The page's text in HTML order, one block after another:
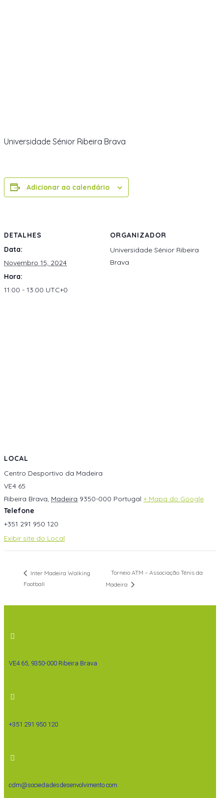
Universidade Sénior Ribeira Brava
Adicionar ao calendário
DETALHES
Data:
Novembro 15, 2024
Hora:
11:00 - 13:00 UTC+0
ORGANIZADOR
Universidade Sénior Ribeira
Brava
LOCAL
Centro Desportivo da Madeira
VE4 65
Ribeira Brava, Madeira 9350-000 Portugal + Mapa do Google
Telefone
+351 291 950 120
Exibir site do Local
Inter Madeira Walking
Football
Torneio ATM – Associação Ténis da
Madeira
VE4 65, 9350-000 Ribeira Brava
+351 291 950 120
cdm@sociedadesdesenvolvimento.com